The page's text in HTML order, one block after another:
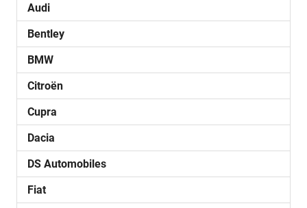
Audi
Bentley
BMW
Citroën
Cupra
Dacia
DS Automobiles
Fiat